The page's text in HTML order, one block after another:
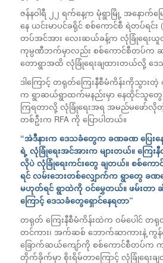
ဇန်နဝါရီ ၂၂ ရက်နေ့က မုံရွာမြို့ အနောက်မ
နေ ယင်းမာပင်ခရိုင် စစ်ကောင်စီ ရဲတပ်ရင်
တပ်အင်အား လေးဆယ်ခန့်က လုံခြုံရေးယူ
ကုမ္ပဏီဘက်မှာလည်း စစ်ကောင်စီတပ်က ဆ
တောရွာအထိ လုံခြုံရေးချထားတယ်လို့ ဒေ
ဒါကြောင့် တရုတ်ကြေးနီစီမံကိန်းကိုသွား
က ရွာဆယ်ရွာထက်မနည်းမှာ နေထိုင်သူတွေ
ကြရတာလို့ လုံခြုံရေးအရ အမည်မဖော်လိုတဲ့
တစ်ဦးက RFA ကို ပြောပါတယ်။
“အဲဒီနားက ဒေသခံတွေက ခဏခဏ ပြေး
ရဲ့ လုံခြုံရေးအင်အားက များတယ်။ ကြေ
လိုပဲ လုံခြုံရေးကင်းတွေ ချတယ်။ စစ်ကေ
ရင် လမ်းဘေးတစ်လျှောက်က ရွာတွေ ခဏရှ
မဟုတ်ရင် ရွာထဲကို ဝင်မွှေတယ်။ ဖမ်းတာ
ကြောင့် ဒေသခံတွေရှောင်နေရတာ”
တရုတ် ကြေးနီစီမံကိန်းထဲက ဝမ်ပေါင် တ
တင်ကား၊ အက်ဆစ် ဘောက်ဆာကားနဲ့ ကွန်တိ
ခြောက်ဆယ်ကျော်ကို စစ်ကောင်စီတပ်က
တိုက်ခိုက်မှာ စိုးရိမ်တာကြောင့် လုံခြုံရေး